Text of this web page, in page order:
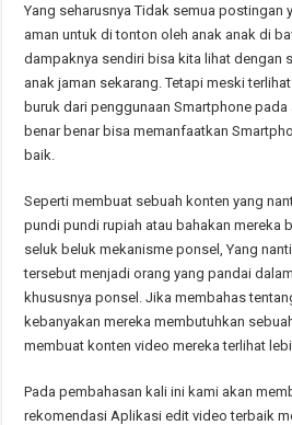
Yang seharusnya Tidak semua postingan
aman untuk di tonton oleh anak anak di
dampaknya sendiri bisa kita lihat dengan
anak jaman sekarang. Tetapi meski
buruk dari penggunaan Smartphone
benar benar bisa memanfaatkan
baik.
Seperti membuat sebuah konten yang
pundi pundi rupiah atau bahakan mereka
seluk beluk mekanisme ponsel, Yang
tersebut menjadi orang yang pandai
khususnya ponsel. Jika membahas
kebanyakan mereka membutuhkan
membuat konten video mereka terlihat
Pada pembahasan kali ini kami akan
rekomendasi Aplikasi edit video terbaik